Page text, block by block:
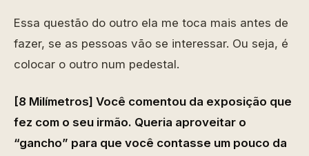
Essa questão do outro ela me toca mais antes de
fazer, se as pessoas vão se interessar. Ou seja, é
colocar o outro num pedestal.
[8 Milímetros] Você comentou da exposição que
fez com o seu irmão. Queria aproveitar o
“gancho” para que você contasse um pouco da